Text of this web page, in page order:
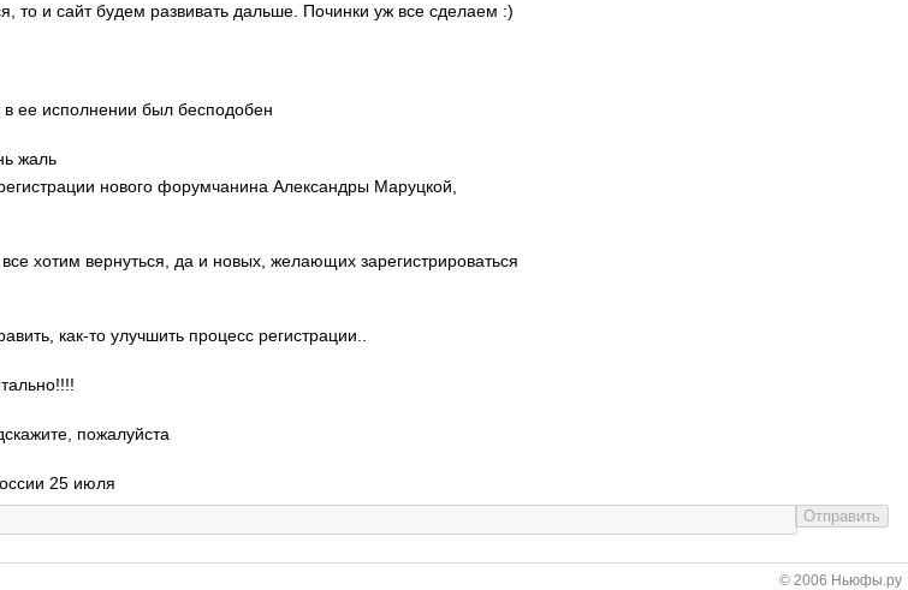
то и сайт будем развивать дальше. Починки уж все сделаем :)
ее исполнении был бесподобен
жаль
нового форумчанина Александры Маруцкой,
хотим вернуться, да и новых, желающих зарегистрироваться
как-то улучшить процесс регистрации..
пожалуйста
25 июля
© 2006 Ньюфы.ру